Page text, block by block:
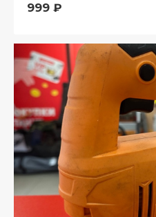
999 ₽